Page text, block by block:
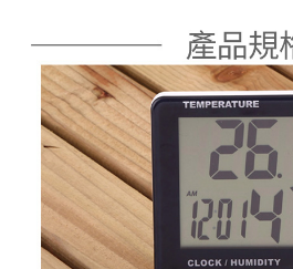
結帳頁面，進行簡訊認證並確認金額後，即
２．訂單成立數日內，您將收到繳費通知簡
３．收到繳費通知簡訊後14天內，點擊此簡
ATM／網路銀行／等多元方式進行付款，方
※ 請注意：結帳手續完成當下不需立刻繳費
購買商品的店家。未經商家同意取消之訂單
後付繳納相關費用。
※ 交易是否成功請以「AFTEE先享後付 」之
是否繳費成功／繳費後需取消欲退款等相關
客戶支援中心」 https://
【注意事項】
每筆NT$60，滿NT$399(含以上)免運費
7-11取貨付款
每筆NT$60，滿NT$399(含以上)免運費
付款後7-11取貨
每筆NT$60，滿NT$399(含以上)免運費
宅配